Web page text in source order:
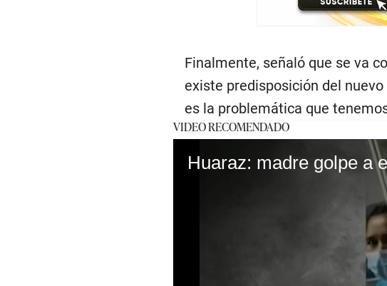
Finalmente, señaló que se va
existe predisposición del
es la problemática que
VIDEO RECOMENDADO
Huaraz: madre golpe a